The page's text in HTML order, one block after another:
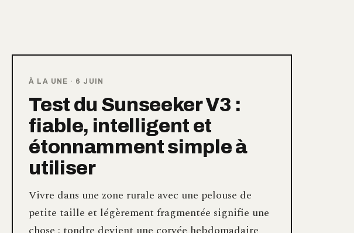
À LA UNE · 6 JUIN
Test du Sunseeker V3 :
fiable, intelligent et
étonnamment simple à
utiliser
Vivre dans une zone rurale avec une pelouse de
petite taille et légèrement fragmentée signifie une